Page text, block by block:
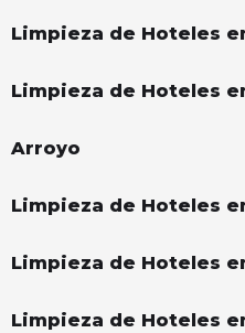
Limpieza de Hoteles
Limpieza de Hoteles
Arroyo
Limpieza de Hoteles
Limpieza de Hoteles
Limpieza de Hoteles